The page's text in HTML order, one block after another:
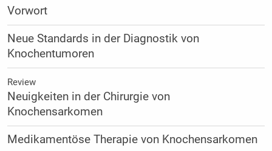
Vorwort
Neue Standards in der Diagnostik von
Knochentumoren
Review
Neuigkeiten in der Chirurgie von
Knochensarkomen
Medikamentöse Therapie von Knochensarkomen